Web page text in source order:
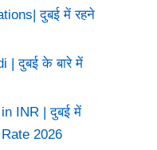
दुबई में रहने
| दुबई के बारे में
INR | दुबई में
2026